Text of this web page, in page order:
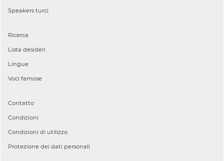
Speakers turci
Ricerca
Lista desideri
Lingue
Voci famose
Contatto
Condizioni
Condizioni di utilizzo
Protezione dei dati personali